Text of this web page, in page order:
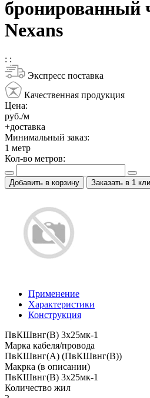
бронированный
Nexans
: :
Экспресс поставка
Качественная продукция
Цена:
руб./м
+доставка
Минимальный заказ:
1 метр
Кол-во метров:
Добавить в корзину Заказать в 1
Применение
Характеристики
Конструкция
ПвКШвнг(B) 3x25мк-1
Марка кабеля/провода
ПвКШвнг(А) (ПвКШвнг(B))
Макрка (в описании)
ПвКШвнг(B) 3x25мк-1
Количество жил